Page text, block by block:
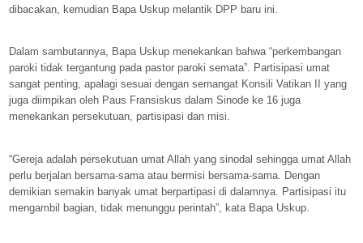
dibacakan, kemudian Bapa Uskup melantik DPP baru ini.
Dalam sambutannya, Bapa Uskup menekankan bahwa “perkembangan
paroki tidak tergantung pada pastor paroki semata”. Partisipasi umat
sangat penting, apalagi sesuai dengan semangat Konsili Vatikan II yang
juga diimpikan oleh Paus Fransiskus dalam Sinode ke 16 juga
menekankan persekutuan, partisipasi dan misi.
“Gereja adalah persekutuan umat Allah yang sinodal sehingga umat Allah
perlu berjalan bersama-sama atau bermisi bersama-sama. Dengan
demikian semakin banyak umat berpartipasi di dalamnya. Partisipasi itu
mengambil bagian, tidak menunggu perintah”, kata Bapa Uskup.